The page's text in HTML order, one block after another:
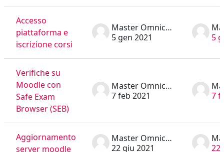
Accesso
piattaforma e
iscrizione corsi
Master Omnicomprensivo
5 gen 2021
5
Verifiche su
Moodle con
Safe Exam
Browser (SEB)
Master Omnicomprensivo
7 feb 2021
7
Aggiornamento
server moodle
Master Omnicomprensivo
22 giu 2021
22